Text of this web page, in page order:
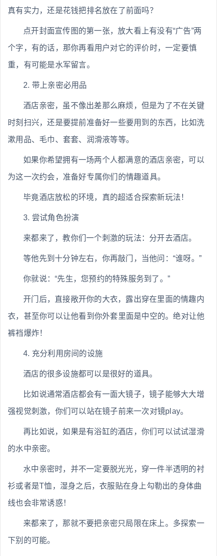
真有实力，还是花钱把排名放在了前面吗？
点开封面宣传图的第一张，放大看上有没有“广告”两
个字，有的话，那你再看用户对它的评价时，一定要慎
重，有可能是水军留言。
2. 带上亲密必用品
酒店亲密，虽不像出差那么麻烦，但是为了不在关键
时刻扫兴，还是要提前准备好一些要用到的东西，比如洗
漱用品、毛巾、套套、润滑液等等。
如果你希望拥有一场两个人都满意的酒店亲密，可以
为这一次约会，准备好专属你们的情趣道具。
毕竟酒店放松的环境，真的超适合探索新玩法！
3. 尝试角色扮演
来都来了，教你们一个刺激的玩法：分开去酒店。
等他先到十分钟左右，你再敲门，当他问：“谁呀。”
你就说：“先生，您预约的特殊服务到了。”
开门后，直接敞开你的大衣，露出穿在里面的情趣内
衣，甚至你可以让他看到你外套里面是中空的。绝对让他
裤裆爆炸！
4. 充分利用房间的设施
酒店的很多设施都可以是很好的道具。
比如说通常酒店都会有一面大镜子，镜子能够大大增
强视觉刺激，你们可以站在镜子前来一次对镜play。
再比如说，如果是有浴缸的酒店，你们可以试试湿滑
的水中亲密。
水中亲密时，并不一定要脱光光，穿一件半透明的衬
衫或者是T恤，湿身之后，衣服贴在身上勾勒出的身体曲
线也会非常诱惑！
来都来了，那就不要把亲密只局限在床上。多探索一
下别的可能。